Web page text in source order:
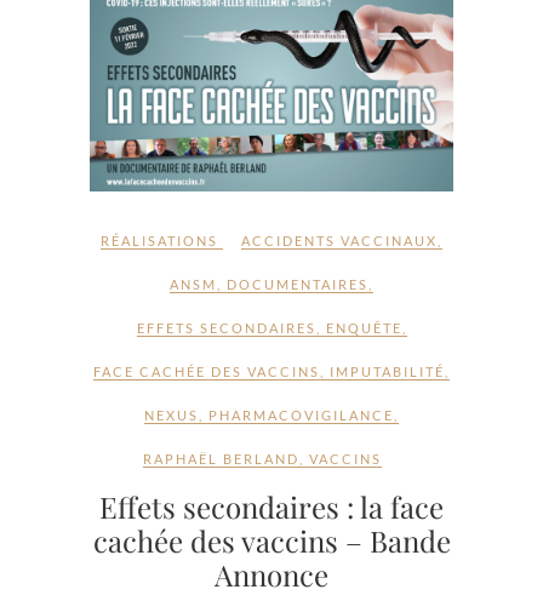
RÉALISATIONS ACCIDENTS VACCINAUX
ANSM DOCUMENTAIRES
EFFETS SECONDAIRES ENQUÊTE
FACE CACHÉE DES VACCINS IMPUTABILITÉ
NEXUS PHARMACOVIGILANCE
RAPHAËL BERLAND VACCINS
Effets secondaires : la face
cachée des vaccins – Bande
Annonce